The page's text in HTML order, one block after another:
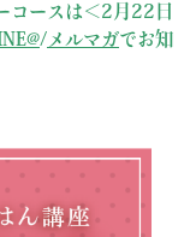
コースは＜2月22日
/メルマガでお知